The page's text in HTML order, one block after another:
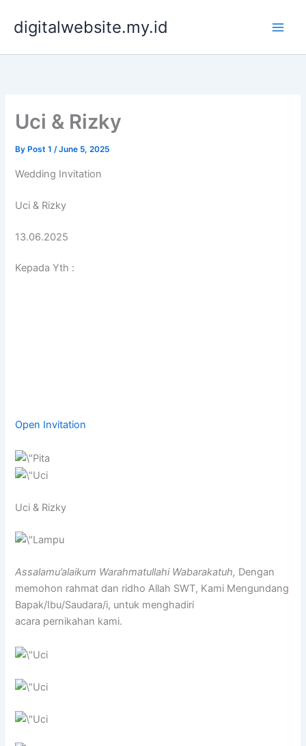
content
digitalwebsite.my.id
Uci & Rizky
By Post 1/June 5, 2025
Wedding Invitation
Uci & Rizky
13.06.2025
Kepada Yth :
Open Invitation
Uci & Rizky
Assalamu’alaikum Warahmatullahi Wabarakatuh, Dengan
memohon rahmat dan ridho Allah SWT, Kami Mengundang
Bapak/Ibu/Saudara/i, untuk menghadiri
acara pernikahan kami.